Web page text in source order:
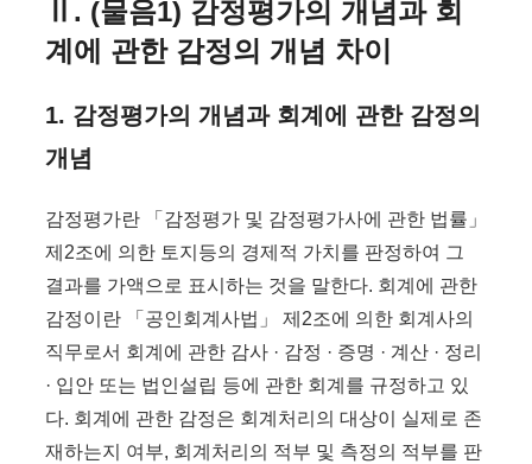
Ⅱ. (물음1) 감정평가의 개념과 회
계에 관한 감정의 개념 차이
1. 감정평가의 개념과 회계에 관한 감정의
개념
감정평가란 「감정평가 및 감정평가사에 관한 법률」
제2조에 의한 토지등의 경제적 가치를 판정하여 그
결과를 가액으로 표시하는 것을 말한다. 회계에 관한
감정이란 「공인회계사법」 제2조에 의한 회계사의
직무로서 회계에 관한 감사 · 감정 · 증명 · 계산 · 정리
· 입안 또는 법인설립 등에 관한 회계를 규정하고 있
다. 회계에 관한 감정은 회계처리의 대상이 실제로 존
재하는지 여부, 회계처리의 적부 및 측정의 적부를 판